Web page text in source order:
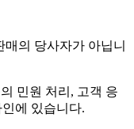
의 당사자가 아닙니
민원 처리, 고객 응
에 있습니다.